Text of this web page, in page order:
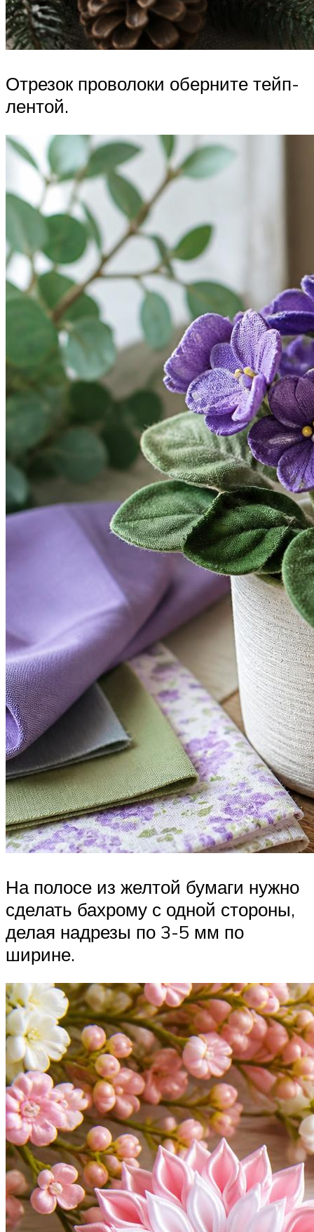
Отрезок проволоки оберните тейп-
лентой.
На полосе из желтой бумаги нужно
сделать бахрому с одной стороны,
делая надрезы по 3-5 мм по
ширине.